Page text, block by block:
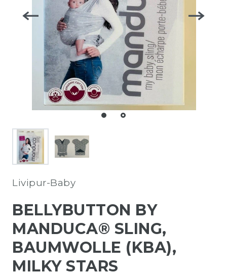
Livipur-Baby
BELLYBUTTON BY
MANDUCA® SLING,
BAUMWOLLE (KBA),
MILKY STARS